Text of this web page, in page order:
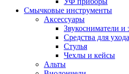
Смычковые инструменты
Аксессуары
Звукосниматели
Средства для
Стулья
Чехлы и кейсы
Альты